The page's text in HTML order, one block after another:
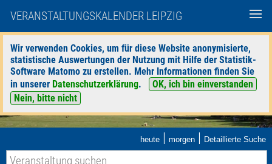
VERANSTALTUNGSKALENDER LEIPZIG
Wir verwenden Cookies, um für diese Website anonymisierte,
statistische Auswertungen der Nutzung mit Hilfe der Statistik-
Software Matomo zu erstellen. Mehr Informationen finden Sie
in unserer Datenschutzerklärung.
OK, ich bin einverstanden
Nein, bitte nicht
heute | morgen | Detaillierte Suche